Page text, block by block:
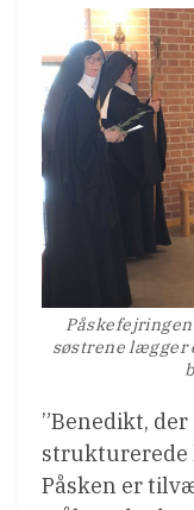
søstrene lægger
”Benedikt,
strukturerede
Påsken er